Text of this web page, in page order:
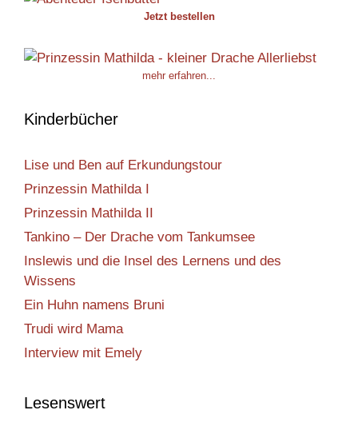
Jetzt bestellen
mehr erfahren...
Kinderbücher
Lise und Ben auf Erkundungstour
Prinzessin Mathilda I
Prinzessin Mathilda II
Tankino – Der Drache vom Tankumsee
Inslewis und die Insel des Lernens und des
Wissens
Ein Huhn namens Bruni
Trudi wird Mama
Interview mit Emely
Lesenswert